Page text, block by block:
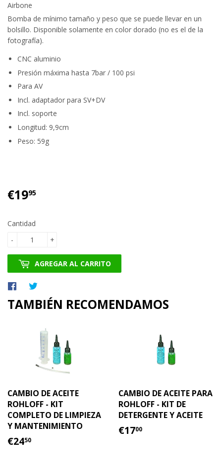
Airbone
Bomba de mínimo tamaño y peso que se puede llevar en un
bolsillo. Disponible solamente en color dorado (no es el de la
fotografía).
CNC aluminio
Presión máxima hasta 7bar / 100 psi
Para AV
Incl. adaptador para SV+DV
Incl. soporte
Longitud: 9,9cm
Peso: 59g
€1995
Cantidad
+
-
AGREGAR AL CARRITO
Compartir
Facebook
en
Twitter
TAMBIÉN RECOMENDAMOS
CAMBIO DE ACEITE
ROHLOFF - KIT
COMPLETO DE LIMPIEZA
Y MANTENIMIENTO
PRECIO
€2450
CAMBIO DE ACEITE PARA
ROHLOFF - KIT DE
DETERGENTE Y ACEITE
PRECIO
€1700